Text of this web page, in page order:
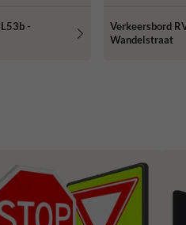
-
Verkeersbord
Wandelstraat